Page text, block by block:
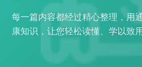
每一篇内容都经过精心整理，用
康知识，让您轻松读懂、学以致用